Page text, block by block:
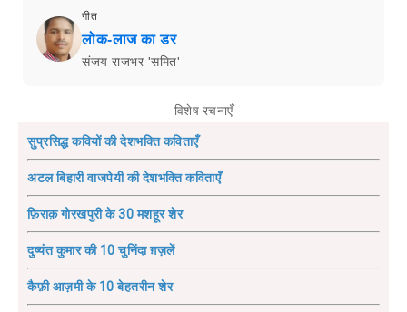
गीत
लोक-लाज का डर
संजय राजभर 'समित'
विशेष रचनाएँ
सुप्रसिद्ध कवियों की देशभक्ति कविताएँ
अटल बिहारी वाजपेयी की देशभक्ति कविताएँ
फ़िराक़ गोरखपुरी के 30 मशहूर शेर
दुष्यंत कुमार की 10 चुनिंदा ग़ज़लें
कैफ़ी आज़मी के 10 बेहतरीन शेर